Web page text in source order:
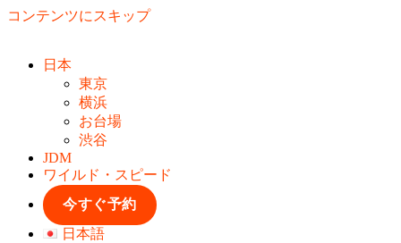
コンテンツにスキップ
日本
東京
横浜
お台場
渋谷
JDM
ワイルド・スピード
今すぐ予約
日本語